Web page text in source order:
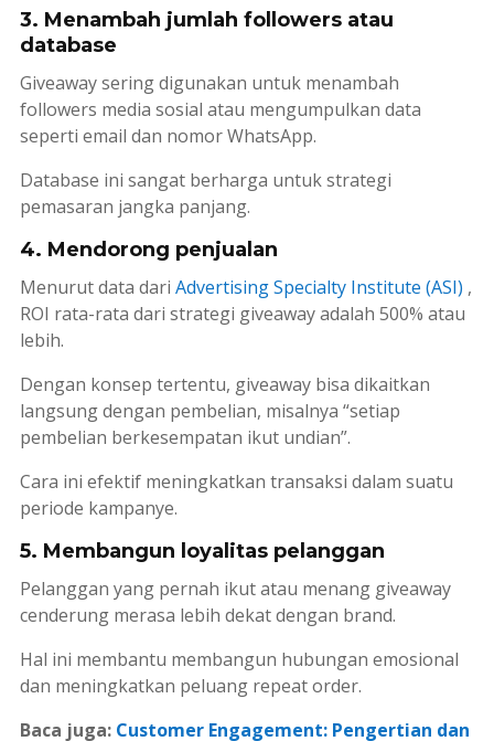
3. Menambah jumlah followers atau
database
Giveaway sering digunakan untuk menambah
followers media sosial atau mengumpulkan data
seperti email dan nomor WhatsApp.
Database ini sangat berharga untuk strategi
pemasaran jangka panjang.
4. Mendorong penjualan
Menurut data dari Advertising Specialty Institute (ASI) ,
ROI rata-rata dari strategi giveaway adalah 500% atau
lebih.
Dengan konsep tertentu, giveaway bisa dikaitkan
langsung dengan pembelian, misalnya “setiap
pembelian berkesempatan ikut undian”.
Cara ini efektif meningkatkan transaksi dalam suatu
periode kampanye.
5. Membangun loyalitas pelanggan
Pelanggan yang pernah ikut atau menang giveaway
cenderung merasa lebih dekat dengan brand.
Hal ini membantu membangun hubungan emosional
dan meningkatkan peluang repeat order.
Baca juga: Customer Engagement: Pengertian dan